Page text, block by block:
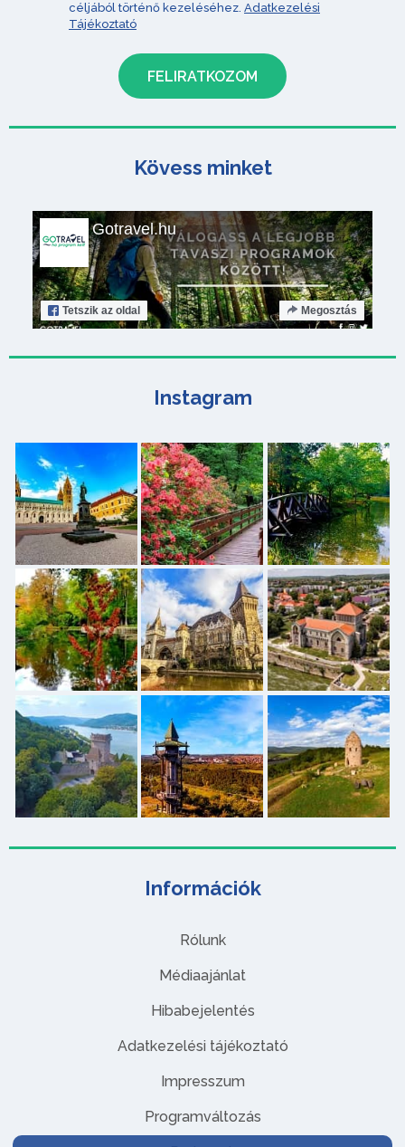
Információk
Rólunk
Médiaajánlat
Hibabejelentés
Adatkezelési tájékoztató
Impresszum
Programváltozás
céljából történő kezeléséhez. Adatkezelési
Tájékoztató
Kövess minket
Gotravel.hu
Tetszik az oldal Megosztás
Instagram